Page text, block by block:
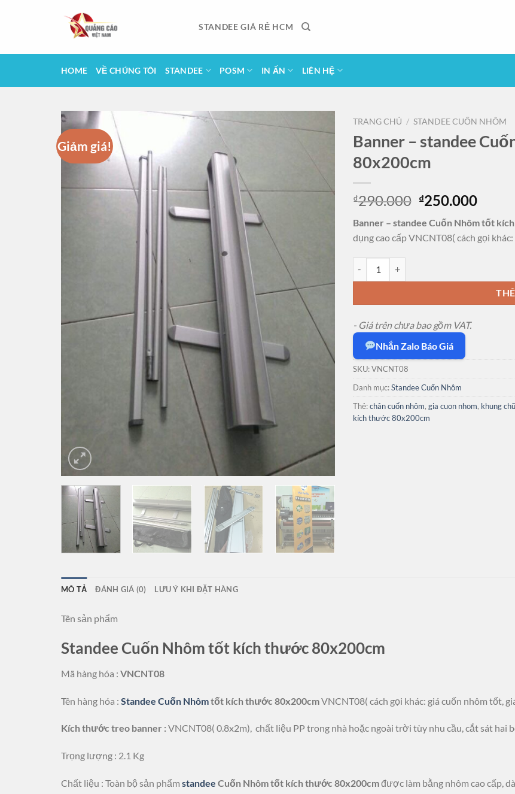
dung
STANDEE GIÁ RẺ HCM
HOME VỀ CHÚNG TÔI STANDEE POSM IN ẤN LIÊN HỆ
Giảm giá!
TRANG CHỦ / STANDEE CUỐN NHÔM
Banner – standee
80x200cm
₫290.000 Giá
là:
₫290.000.
₫250.000Giá
tại
là:
Banner – standee Cuốn Nhôm tốt
dụng cao cấp VNCNT08( cách gọi
- Giá trên chưa bao gồm VAT.
Nhắn Zalo Báo Giá
SKU:VNCNT08
Danh mục:Standee Cuốn Nhôm
Thẻ:chân cuốn nhôm, gia cuon nhom, khung
kích thước 80x200cm
MÔ TẢ ĐÁNH GIÁ (0) LƯU Ý KHI ĐẶT HÀNG
Tên sản phẩm
Standee Cuốn Nhôm tốt kích thước 80x200cm
Mã hàng hóa : VNCNT08
Tên hàng hóa : Standee Cuốn Nhômtốt kích thước 80x200cmVNCNT08( cách gọi khác: giá cuốn nhôm tốt,
Kích thước treo banner : VNCNT08( 0.8x2m), chất liệu PP trong nhà hoặc ngoài trời tùy nhu cầu, cắt sát hai
Trọng lượng : 2.1 Kg
Chất liệu : Toàn bộ sản phẩm standee Cuốn Nhôm tốt kích thước 80x200cmđược làm bằng nhôm cao cấp,